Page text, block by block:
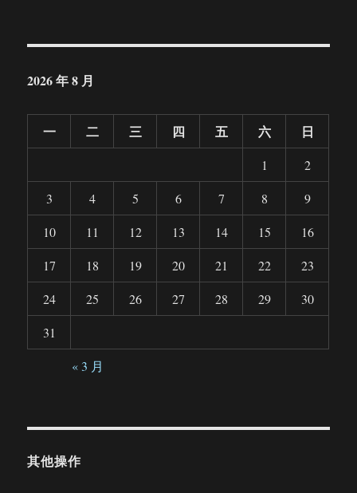
2026 年 8 月
一 二 三 四 五 六 日
1
2
3
4 5 6 7 8
9
10
11 12 13 14 15
16
17
18 19 20 21 22
23
24
25 26 27 28 29
30
31
« 3 月
其他操作